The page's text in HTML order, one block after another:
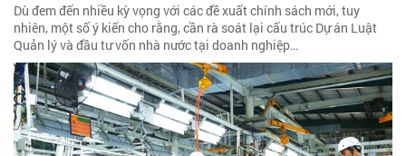
Dù đem đến nhiều kỳ vọng với các đề xuất chính sách mới, tuy
nhiên, một số ý kiến cho rằng, cần rà soát lại cấu trúc Dự án Luật
Quản lý và đầu tư vốn nhà nước tại doanh nghiệp…